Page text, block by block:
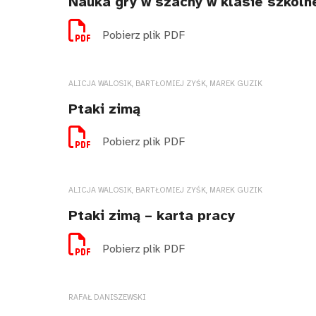
Pobierz plik PDF
ALICJA WALOSIK, BARTŁOMIEJ ZYŚK, MAREK GUZIK
Ptaki zimą
Pobierz plik PDF
ALICJA WALOSIK, BARTŁOMIEJ ZYŚK, MAREK GUZIK
Ptaki zimą – karta pracy
Pobierz plik PDF
RAFAŁ DANISZEWSKI